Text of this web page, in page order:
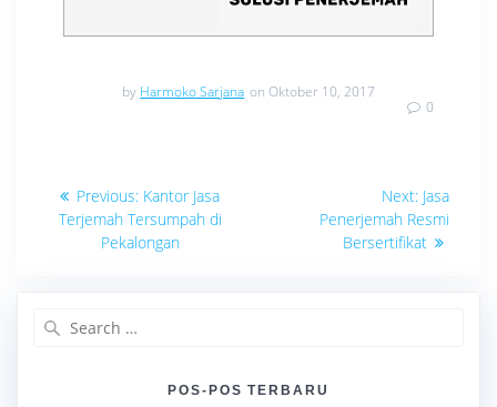
by Harmoko Sarjana on Oktober 10, 2017
0
Navigasi
pos
Previous: Previous
post:
Kantor Jasa
Terjemah Tersumpah di
Pekalongan
Next: Next
post:
Jasa
Penerjemah Resmi
Bersertifikat
POS-POS TERBARU